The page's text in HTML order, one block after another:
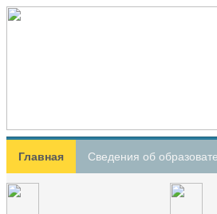
Главная Сведения об